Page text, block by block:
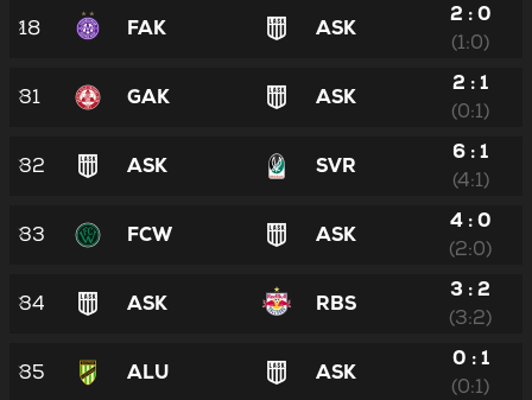
18 FAK ASK
2 : 0
(1:0)
31 GAK ASK
2 : 1
(0:1)
32 ASK SVR
6 : 1
(4:1)
33 FCW ASK
4 : 0
(2:0)
34 ASK RBS
3 : 2
(3:2)
35 ALU ASK
0 : 1
(0:1)